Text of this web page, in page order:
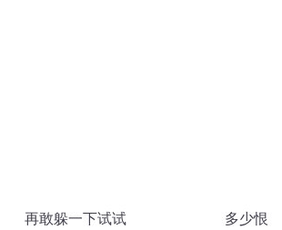
再敢躲一下试试 多少恨